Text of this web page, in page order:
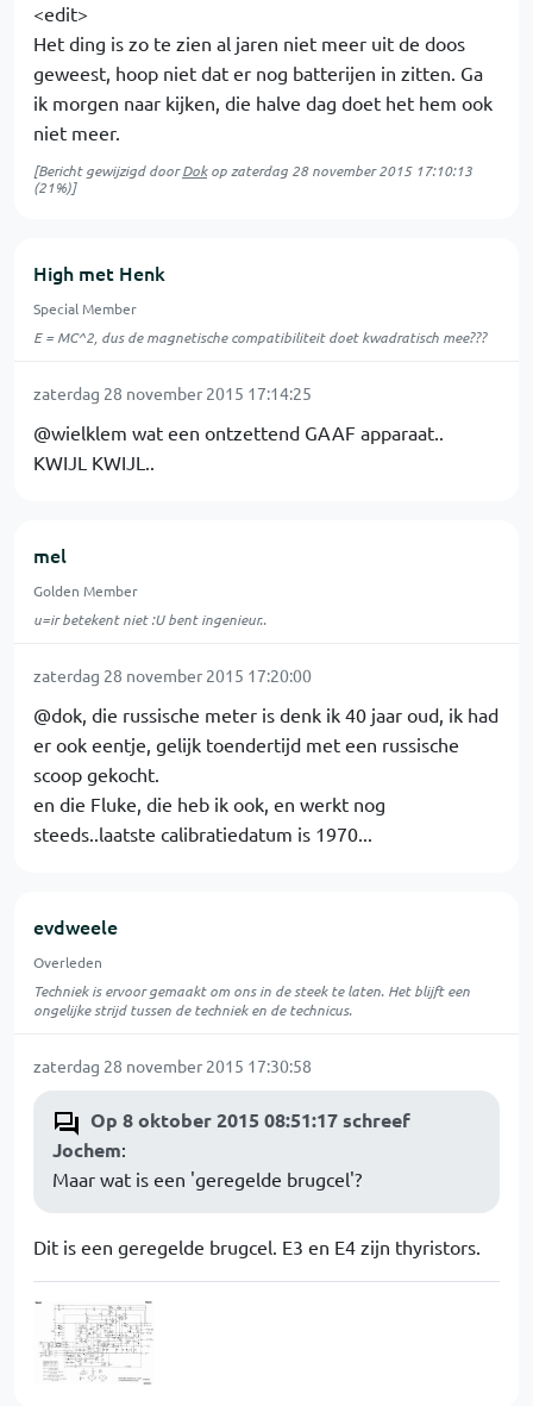
<edit>
Het ding is zo te zien al jaren niet meer uit de doos
geweest, hoop niet dat er nog batterijen in zitten. Ga
ik morgen naar kijken, die halve dag doet het hem ook
niet meer.
[Bericht gewijzigd doorDokop zaterdag 28 november 2015 17:10:13
(21%)]
High met Henk
Special Member
E = MC^2, dus de magnetische compatibiliteit doet kwadratisch mee???
zaterdag 28 november 2015 17:14:25
@wielklem wat een ontzettend GAAF apparaat..
KWIJL KWIJL..
mel
Golden Member
u=ir betekent niet :U bent ingenieur..
zaterdag 28 november 2015 17:20:00
@dok, die russische meter is denk ik 40 jaar oud, ik had
er ook eentje, gelijk toendertijd met een russische
scoop gekocht.
en die Fluke, die heb ik ook, en werkt nog
steeds..laatste calibratiedatum is 1970...
evdweele
Overleden
Techniek is ervoor gemaakt om ons in de steek te laten. Het blijft een
ongelijke strijd tussen de techniek en de technicus.
zaterdag 28 november 2015 17:30:58
Op 8 oktober 2015 08:51:17 schreef
Jochem:
Maar wat is een 'geregelde brugcel'?
Dit is een geregelde brugcel. E3 en E4 zijn thyristors.